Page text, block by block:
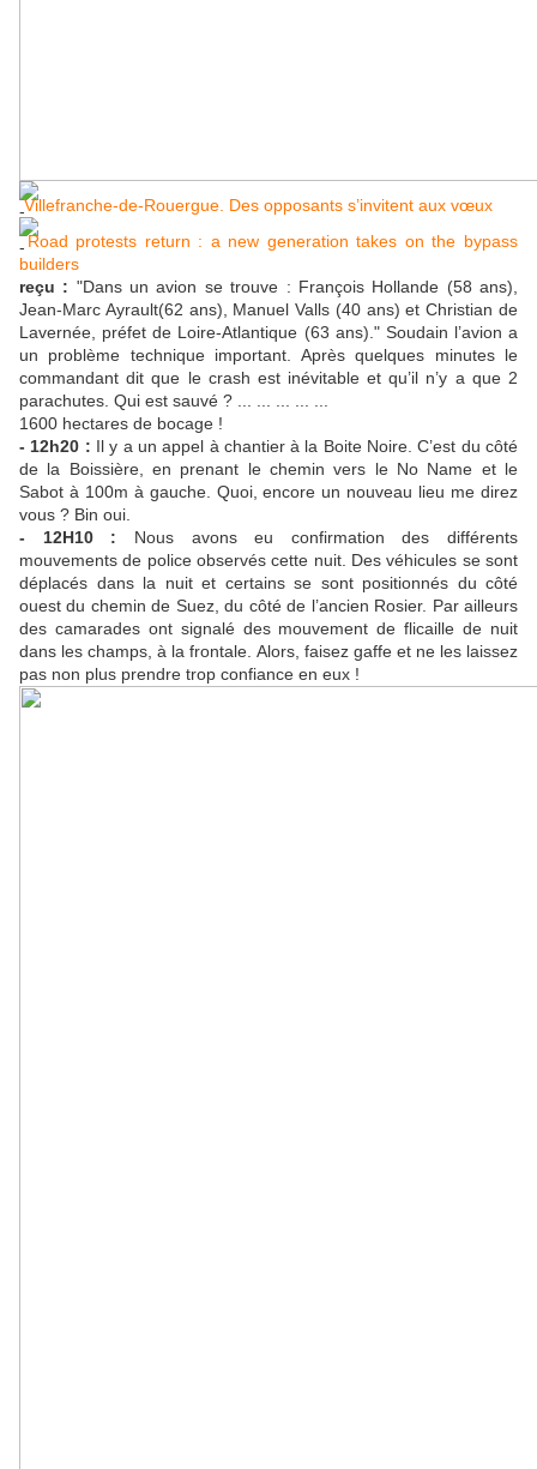
Villefranche-de-Rouergue. Des opposants s’invitent aux vœux
Road protests return : a new generation takes on the bypass
builders
reçu : "Dans un avion se trouve : François Hollande (58 ans),
Jean-Marc Ayrault(62 ans), Manuel Valls (40 ans) et Christian de
Lavernée, préfet de Loire-Atlantique (63 ans)." Soudain l’avion a
un problème technique important. Après quelques minutes le
commandant dit que le crash est inévitable et qu’il n’y a que 2
parachutes. Qui est sauvé ? ... ... ... ... ...
1600 hectares de bocage !
- 12h20 : Il y a un appel à chantier à la Boite Noire. C’est du côté
de la Boissière, en prenant le chemin vers le No Name et le
Sabot à 100m à gauche. Quoi, encore un nouveau lieu me direz
vous ? Bin oui.
- 12H10 : Nous avons eu confirmation des différents
mouvements de police observés cette nuit. Des véhicules se sont
déplacés dans la nuit et certains se sont positionnés du côté
ouest du chemin de Suez, du côté de l’ancien Rosier. Par ailleurs
des camarades ont signalé des mouvement de flicaille de nuit
dans les champs, à la frontale. Alors, faisez gaffe et ne les laissez
pas non plus prendre trop confiance en eux !